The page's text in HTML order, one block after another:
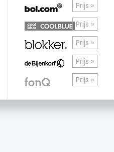
Prijs »
Prijs »
Prijs »
Prijs »
Prijs »